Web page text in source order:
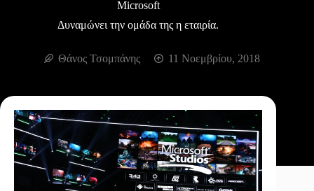
Microsoft
Δυναμώνει την ομάδα της η εταιρία.
Θάνος Τσομπάνης 11 Νοεμβρίου, 2018